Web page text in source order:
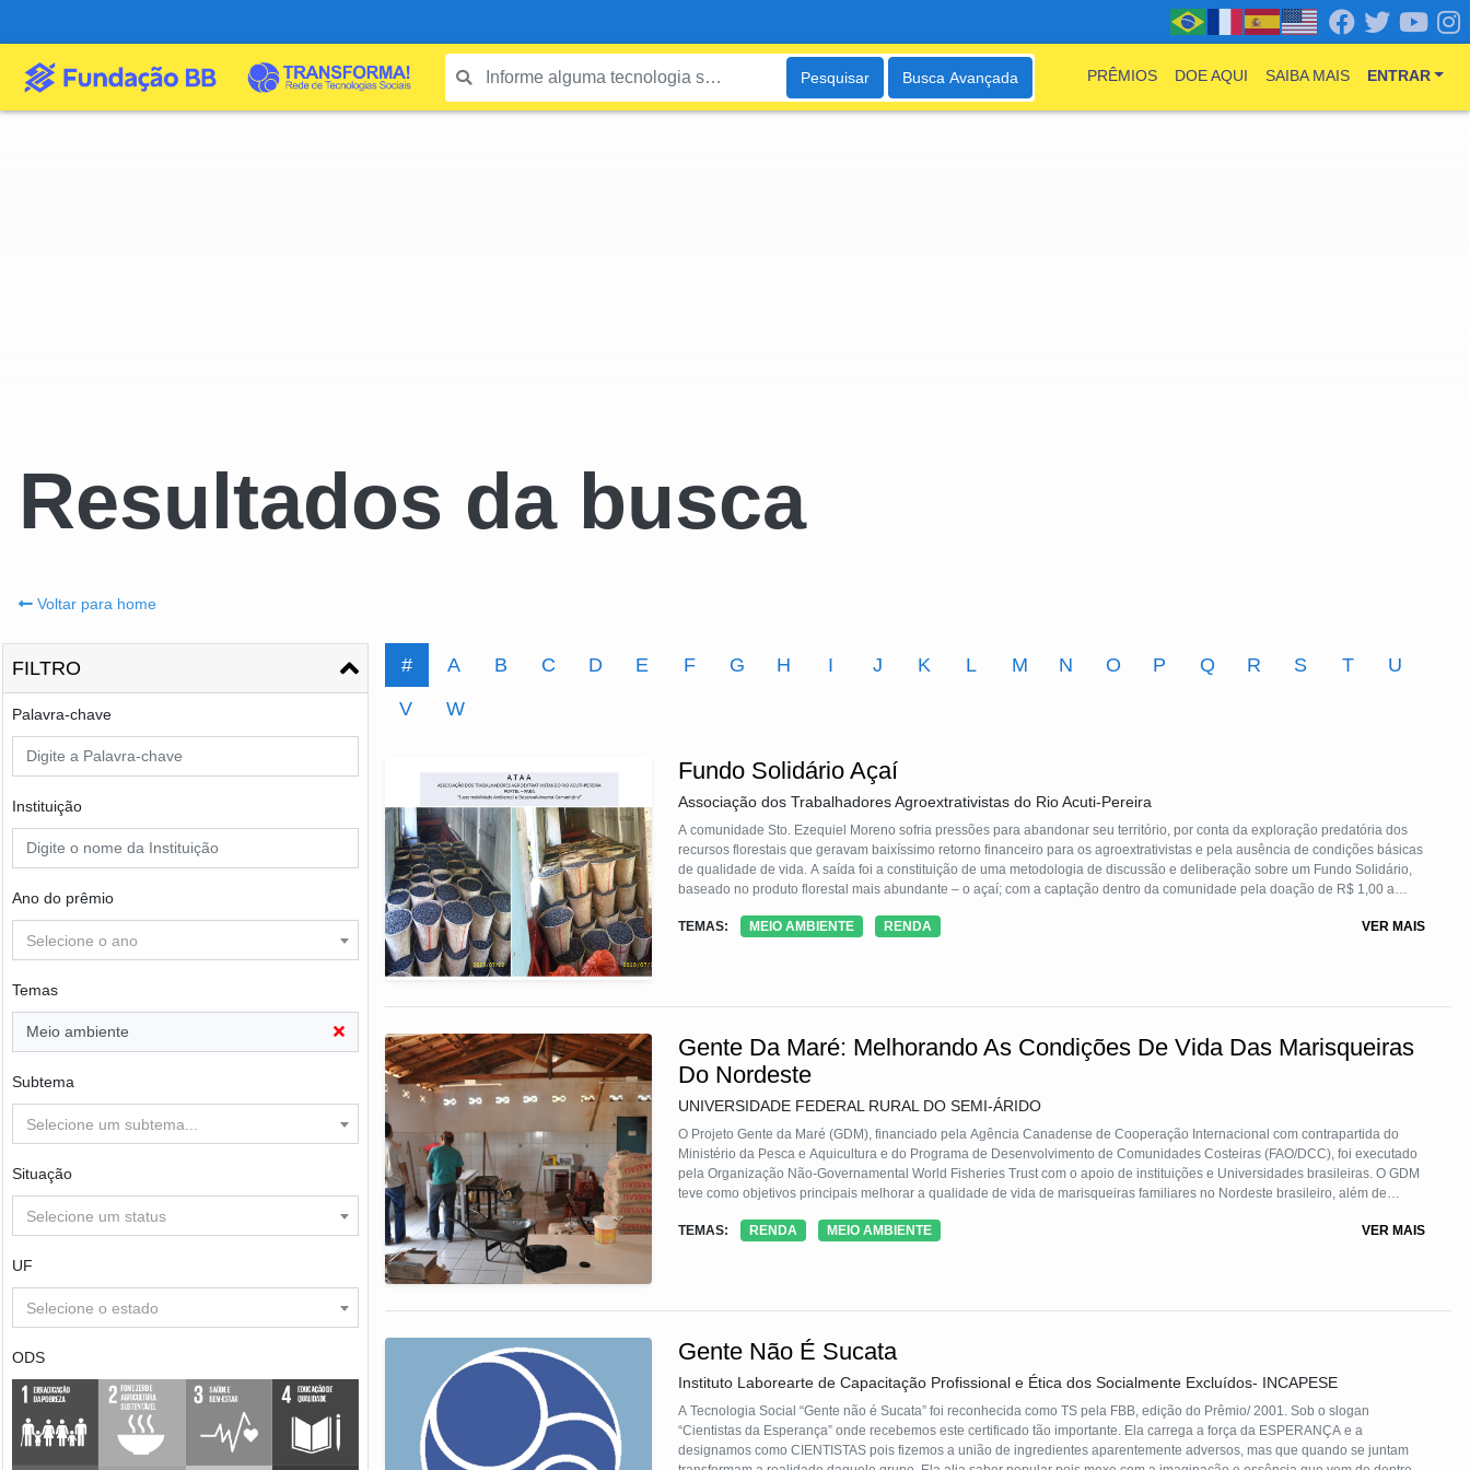
Pesquisar Busca Avançada PRÊMIOS DOE AQUI SAIBA MAIS ENTRAR
Resultados da busca
Voltar para home
FILTRO
Palavra-chave
Instituição
Ano do prêmio
Selecione o ano
Temas
Meio ambiente
Subtema
Selecione um subtema...
Situação
Selecione um status
UF
Selecione o estado
ODS
# A B C D E F G H I J K L M N O P Q R S T
U
V
W
Fundo Solidário Açaí
Associação dos Trabalhadores Agroextrativistas do Rio Acuti-Pereira
A comunidade Sto. Ezequiel Moreno sofria pressões para abandonar seu território, por conta da exploração predatória dos
recursos florestais que geravam baixíssimo retorno financeiro para os agroextrativistas e pela ausência de condições básicas
de qualidade de vida. A saída foi a constituição de uma metodologia de discussão e deliberação sobre um Fundo Solidário,
baseado no produto florestal mais abundante – o açaí; com a captação dentro da comunidade pela doação de R$ 1,00 a
infraestrutura da comunidade e a diversificação produtiva.
TEMAS: MEIO AMBIENTE RENDA VER MAIS
Gente Da Maré: Melhorando As Condições De Vida Das Marisqueiras
Do Nordeste
UNIVERSIDADE FEDERAL RURAL DO SEMI-ÁRIDO
O Projeto Gente da Maré (GDM), financiado pela Agência Canadense de Cooperação Internacional com contrapartida do
Ministério da Pesca e Aquicultura e do Programa de Desenvolvimento de Comunidades Costeiras (FAO/DCC), foi executado
pela Organização Não-Governamental World Fisheries Trust com o apoio de instituições e Universidades brasileiras. O GDM
teve como objetivos principais melhorar a qualidade de vida de marisqueiras familiares no Nordeste brasileiro, além de
do Norte, Paraíba, Pernambuco e Bahia. Durante o projeto foram criadas duas redes produtivas comunitárias.
TEMAS: RENDA MEIO AMBIENTE VER MAIS
Gente Não É Sucata
Instituto Laborearte de Capacitação Profissional e Ética dos Socialmente Excluídos- INCAPESE
A Tecnologia Social “Gente não é Sucata” foi reconhecida como TS pela FBB, edição do Prêmio/ 2001. Sob o slogan
“Cientistas da Esperança” onde recebemos este certificado tão importante. Ela carrega a força da ESPERANÇA e a
designamos como CIENTISTAS pois fizemos a união de ingredientes aparentemente adversos, mas que quando se juntam